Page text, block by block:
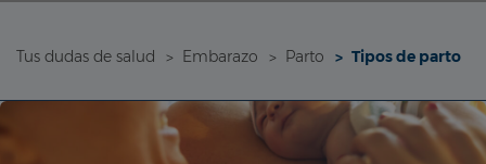
Tus dudas de salud Embarazo Parto Tipos de parto